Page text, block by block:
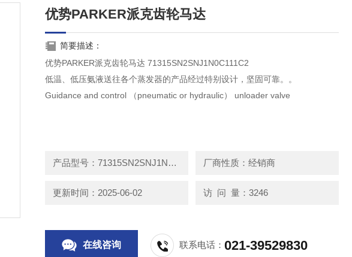
优势PARKER派克齿轮马达
简要描述：
优势PARKER派克齿轮马达 71315SN2SNJ1N0C111C2
低温、低压氨液送往各个蒸发器的产品经过特别设计，坚固可靠。。
Guidance and control （pneumatic or hydraulic） unloader valve
产品型号：71315SN2SNJ1N0C111C 厂商性质：经销商
更新时间：2025-06-02 访 问 量：3246
在线咨询 联系电话：021-39529830